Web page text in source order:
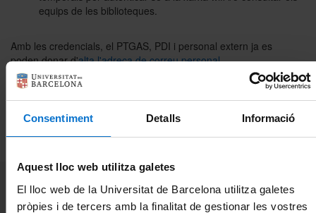
Consentiment Detalls Informació
Aquest lloc web utilitza galetes
El lloc web de la Universitat de Barcelona utilitza galetes
pròpies i de tercers amb la finalitat de gestionar les vostres
equips de les biblioteques.
Amb les credencials, el PTGAS, PDI i personal extern ja es
poden donar d'alta l'adreça de correu personal.
(*) Nota: Aquest formulari es considerarà exclusivament per al
vigent, en cap cas per personal UB en actiu o jubilat. L’ús indegut
del formulari podrà comportar l’adopció de les mesures pertinents